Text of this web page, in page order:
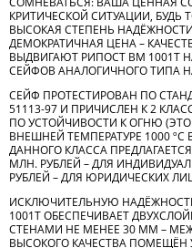
КРИТИЧЕСКОЙ СИТУАЦИИ,
ВЫСОКАЯ СТЕПЕНЬ
ДЕМОКРАТИЧНАЯ ЦЕНА –
ВЫДВИГАЮТ РИПОСТ ВМ 1001Т
СЕЙФОВ АНАЛОГИЧНОГО ТИПА
СЕЙФ ПРОТЕСТИРОВАН ПО
51113-97 И ПРИЧИСЛЕН К 2
ПО УСТОЙЧИВОСТИ К ОГНЮ
ВНЕШНЕЙ ТЕМПЕРАТУРЕ 1000
ДАННОГО КЛАССА
МЛН. РУБЛЕЙ – ДЛЯ
РУБЛЕЙ – ДЛЯ ЮРИДИЧЕСКИХ
ИСКЛЮЧИТЕЛЬНУЮ
1001Т ОБЕСПЕЧИВАЕТ
СТЕНАМИ НЕ МЕНЕЕ 30 ММ –
ВЫСОКОГО КАЧЕСТВА ПОМЕЩЁН